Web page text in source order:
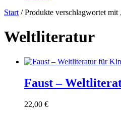
Start / Produkte verschlagwortet mit
Weltliteratur
Faust –
22,00 €